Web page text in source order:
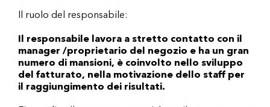
Il ruolo del responsabile:
Il responsabile lavora a stretto contatto con il
manager /proprietario del negozio e ha un gran
numero di mansioni, è coinvolto nello sviluppo
del fatturato, nella motivazione dello staff per
il raggiungimento dei risultati.